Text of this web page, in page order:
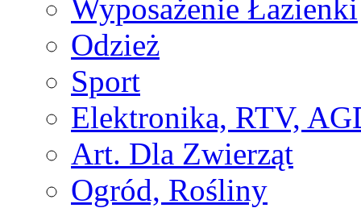
Wyposażenie Łazienki
Odzież
Sport
Elektronika, RTV,
Art. Dla Zwierząt
Ogród, Rośliny